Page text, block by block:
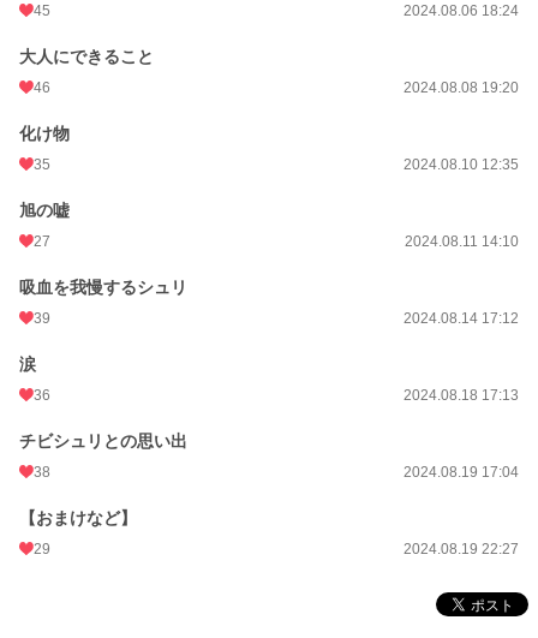
45 2024.08.06 18:24
大人にできること
46 2024.08.08 19:20
化け物
35 2024.08.10 12:35
旭の嘘
27 2024.08.11 14:10
吸血を我慢するシュリ
39 2024.08.14 17:12
涙
36 2024.08.18 17:13
チビシュリとの思い出
38 2024.08.19 17:04
【おまけなど】
29 2024.08.19 22:27